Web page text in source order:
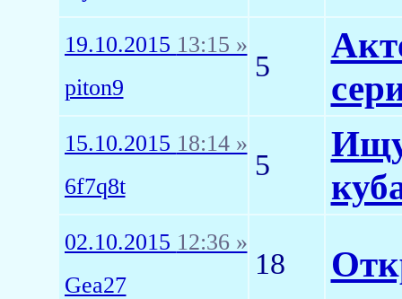
19.10.2015 13:15 »
piton9
5
15.10.2015 18:14 »
6f7q8t
5
02.10.2015 12:36 »
Gea27
18